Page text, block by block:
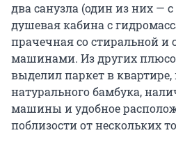
два санузла (один из них — с
душевая кабина с
прачечная со стиральной и
машинами. Из других
выделил паркет в
натурального бамбука,
машины и удобное
поблизости от нескольких